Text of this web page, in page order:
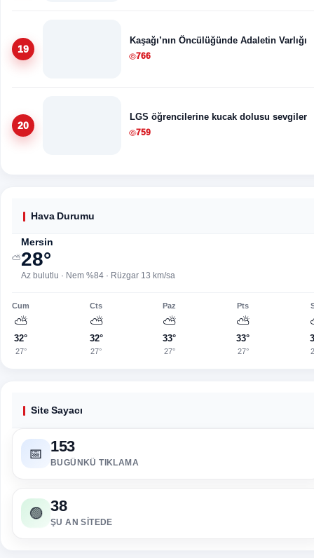
19
Kaşağı’nın Öncülüğünde Adaletin Varlığı
766
20
LGS öğrencilerine kucak dolusu sevgiler
759
Hava Durumu
⛅
Mersin
28°
Az bulutlu · Nem %84 · Rüzgar 13 km/sa
Cum
⛅
32°
27°
Cts
⛅
32°
27°
Paz
⛅
33°
27°
Pts
⛅
33°
27°
Site Sayacı
📅 153
BUGÜNKÜ TIKLAMA
🟢 38
ŞU AN SITEDE